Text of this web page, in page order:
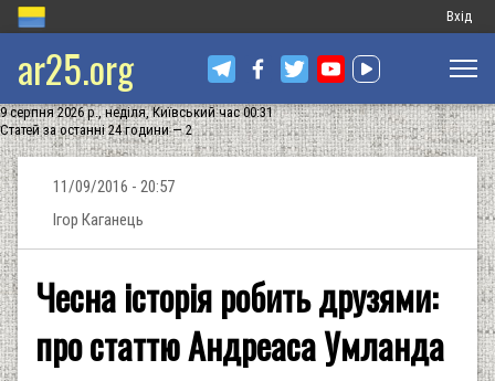
Меню
запису
Вхід
ar25.org
9 серпня 2026 р., неділя, Київський час 00:31
Статей за останні 24 години — 2
11/09/2016 - 20:57
Ігор Каганець
Чесна історія робить друзями:
про статтю Андреаса Умланда